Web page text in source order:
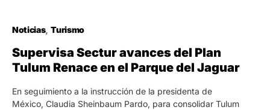
Noticias Turismo
Supervisa Sectur avances del Plan
Tulum Renace en el Parque del Jaguar
En seguimiento a la instrucción de la presidenta de
México, Claudia Sheinbaum Pardo, para consolidar Tulum